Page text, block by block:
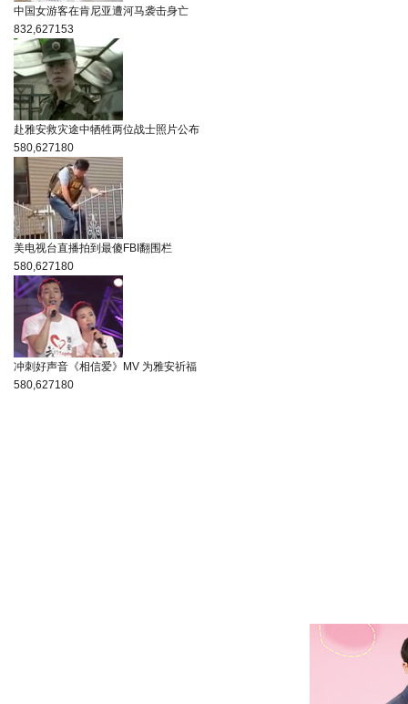
中国女游客在肯尼亚遭河马袭击身亡
832,627153
赴雅安救灾途中牺牲两位战士照片公布
580,627180
美电视台直播拍到最傻FBI翻围栏
580,627180
冲刺好声音《相信爱》MV 为雅安祈福
580,627180